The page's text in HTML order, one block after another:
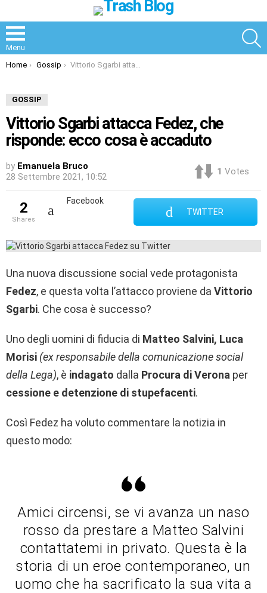
Menu
You are here:
Home Gossip Vittorio Sgarbi attacca Fedez, che risponde: ecco cosa è accaduto
GOSSIP
Vittorio Sgarbi attacca Fedez, che
risponde: ecco cosa è accaduto
by Emanuela Bruco
28 Settembre 2021, 10:52
1 Votes
2
shares
Facebook
TWITTER
Una nuova discussione social vede protagonista
Fedez, e questa volta l’attacco proviene da Vittorio
Sgarbi. Che cosa è successo?
Uno degli uomini di fiducia di Matteo Salvini, Luca
Morisi (ex responsabile della comunicazione social
della Lega), è indagato dalla Procura di Verona per
cessione e detenzione di stupefacenti.
Così Fedez ha voluto commentare la notizia in
questo modo:
Amici circensi, se vi avanza un naso
rosso da prestare a Matteo Salvini
contattatemi in privato. Questa è la
storia di un eroe contemporaneo, un
uomo che ha sacrificato la sua vita a